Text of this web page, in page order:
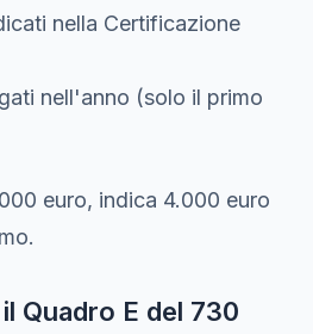
nella Certificazione
nell'anno (solo il primo
euro, indica 4.000 euro
Quadro E del 730